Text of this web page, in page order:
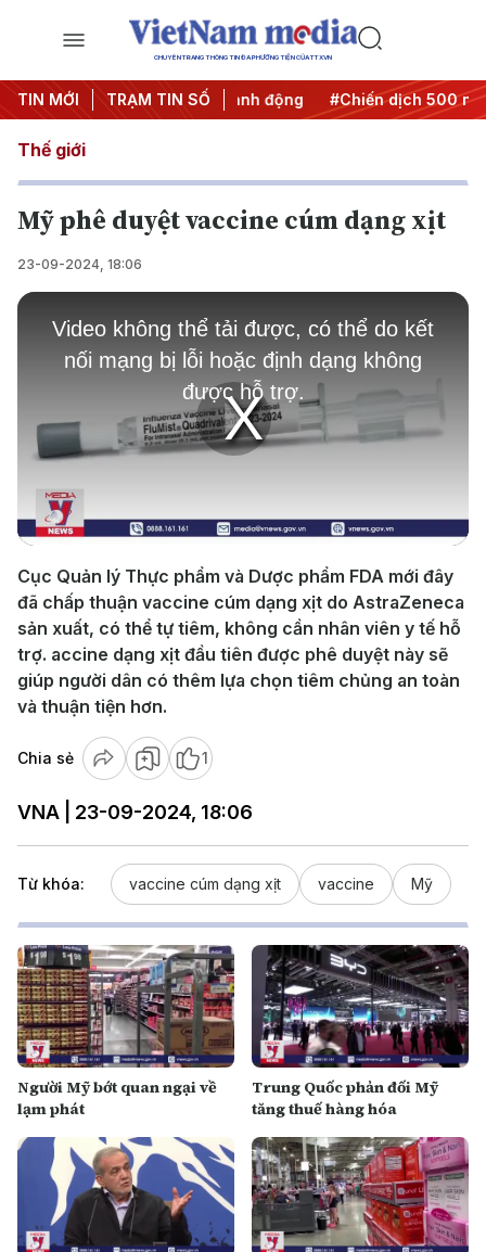
CHUYÊN TRANG THÔNG TIN ĐA PHƯƠNG TIỆN CỦA TTXVN
TIN MỚI TRẠM TIN SỐ
#Đưa Nghị quyết thành hành động #Chiến dịch 500 ngày
Thế giới
Mỹ phê duyệt vaccine cúm dạng xịt
23-09-2024, 18:06
Play
Video
This
window.
Video không thể tải được, có thể do kết
nối mạng bị lỗi hoặc định dạng không
được hỗ trợ.
Cục Quản lý Thực phẩm và Dược phẩm FDA mới đây
đã chấp thuận vaccine cúm dạng xịt do AstraZeneca
sản xuất, có thể tự tiêm, không cần nhân viên y tế hỗ
trợ. accine dạng xịt đầu tiên được phê duyệt này sẽ
giúp người dân có thêm lựa chọn tiêm chủng an toàn
và thuận tiện hơn.
Chia sẻ 1
VNA | 23-09-2024, 18:06
Từ khóa: vaccine cúm dạng xịt vaccine Mỹ
Người Mỹ bớt quan ngại về
lạm phát
Trung Quốc phản đối Mỹ
tăng thuế hàng hóa